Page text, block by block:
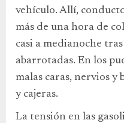
vehículo. Allí,
más de una hora de
casi a medianoche
abarrotadas. En los
malas caras, nervios
y cajeras.
La tensión en las